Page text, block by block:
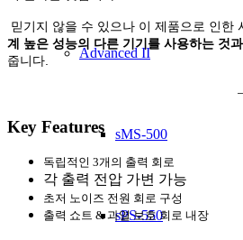
Advanced II
sMS-500
sPS-550
믿기지 않을 수 있으나 이 제품으로 인한
계 높은 성능의 다른 기기를 사용하는 것
줍니다.
Key Features
독립적인 3개의 출력 회로
각 출력 전압 가변 가능
초저 노이즈 전원 회로 구성
출력 쇼트 & 과열 보호 회로 내장